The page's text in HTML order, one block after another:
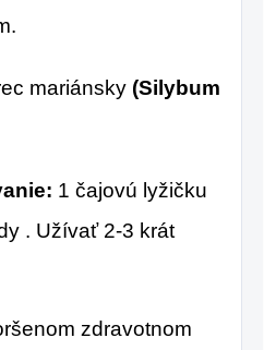
mariánsky (Silybum
1 čajovú lyžičku
. Užívať 2-3 krát
zdravotnom